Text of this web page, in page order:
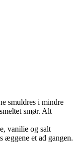
smuldres i mindre
smør. Alt
vanilie og salt
æggene et ad gangen.